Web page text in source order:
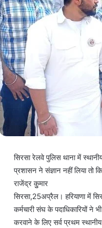
सिरसा रेलवे पुलिस थाना में
प्रशासन ने संज्ञान नहीं लिया तो
राजेंद्र कुुमार
सिरसा,25अप्रैल। हरियाणा में
कर्मचारी संघ के पदाधिकारियों ने
करवाने के लिए सर्व प्रथम